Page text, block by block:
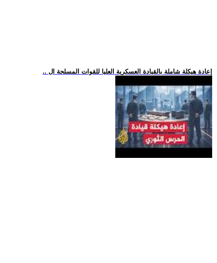
.. إعادة هيكلة شاملة بالقيادة العسكرية العليا للقوات المسلحة ال